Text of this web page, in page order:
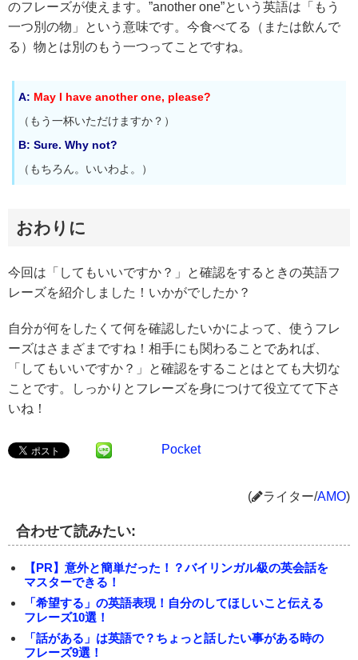
のフレーズが使えます。”another one”という英語は「もう
一つ別の物」という意味です。今食べてる（または飲んで
る）物とは別のもう一つってことですね。
A: May I have another one, please?
（もう一杯いただけますか？）
B: Sure. Why not?
（もちろん。いいわよ。）
おわりに
今回は「してもいいですか？」と確認をするときの英語フ
レーズを紹介しました！いかがでしたか？
自分が何をしたくて何を確認したいかによって、使うフレ
ーズはさまざまですね！相手にも関わることであれば、
「してもいいですか？」と確認をすることはとても大切な
ことです。しっかりとフレーズを身につけて役立てて下さ
いね！
Pocket
( ライター/AMO)
合わせて読みたい:
【PR】意外と簡単だった！？バイリンガル級の英会話を
マスターできる！
「希望する」の英語表現！自分のしてほしいこと伝える
フレーズ10選！
「話がある」は英語で？ちょっと話したい事がある時の
フレーズ9選！